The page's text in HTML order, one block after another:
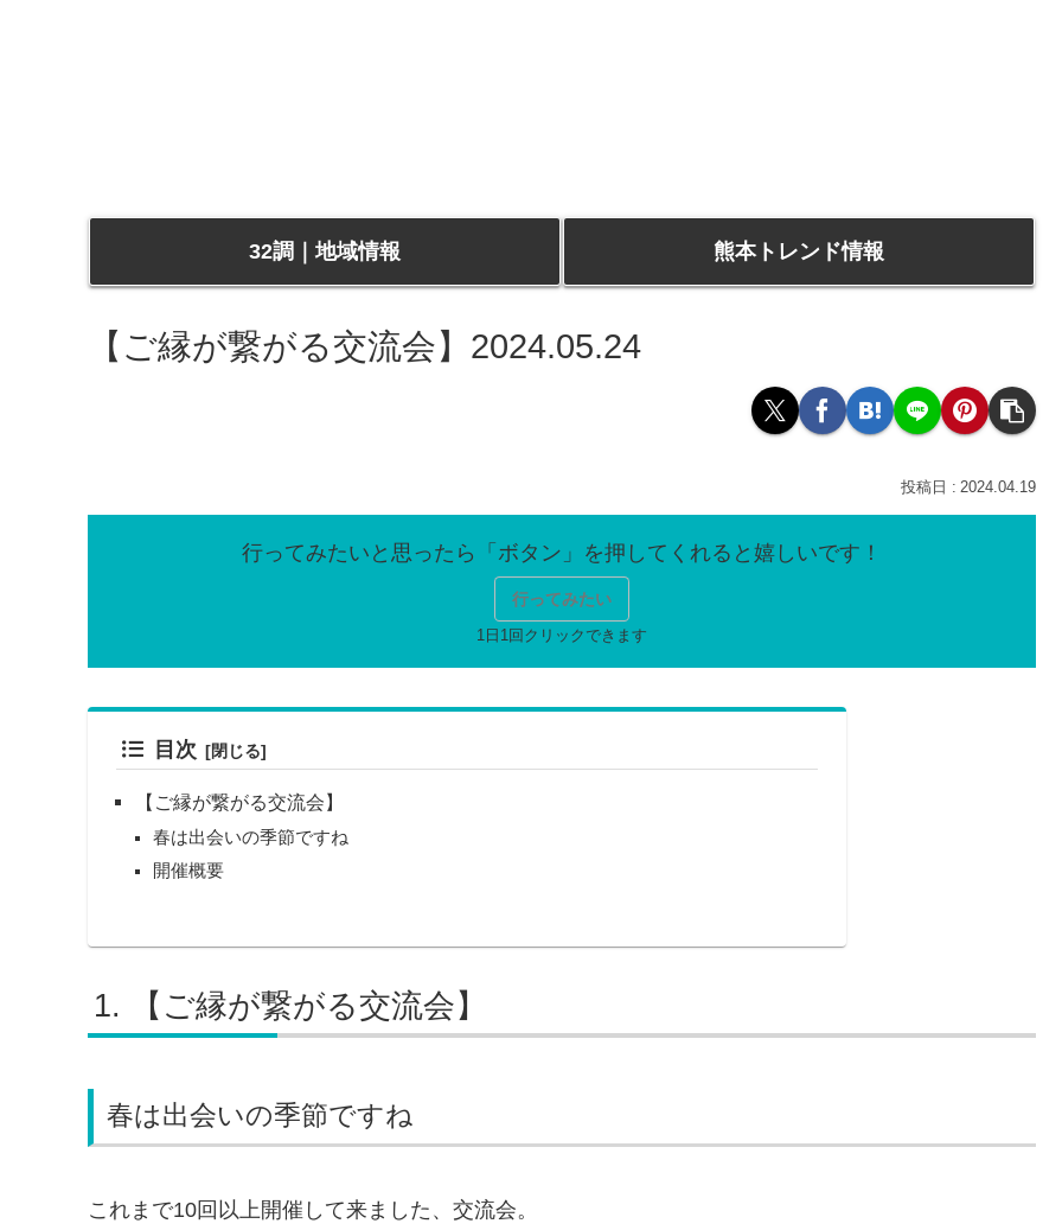
32調｜地域情報 熊本トレンド情報
【ご縁が繋がる交流会】2024.05.24
2024.04.19
行ってみたい
目次
【ご縁が繋がる交流会】
春は出会いの季節ですね
開催概要
【ご縁が繋がる交流会】
春は出会いの季節ですね
これまで10回以上開催して来ました、交流会。